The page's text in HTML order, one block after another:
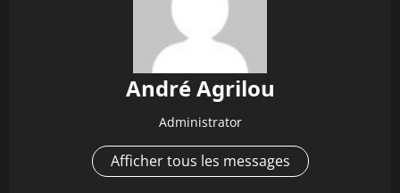
André Agrilou
Administrator
Afficher tous les messages